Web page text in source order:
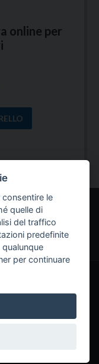
online per
Come funziona
Lavora con noi
srl STP
2021
le
quelle di
del traffico
predefinite
per continuare